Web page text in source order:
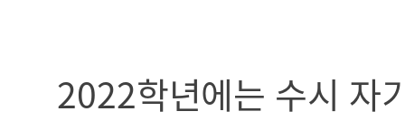
2022학년에는 수시 자